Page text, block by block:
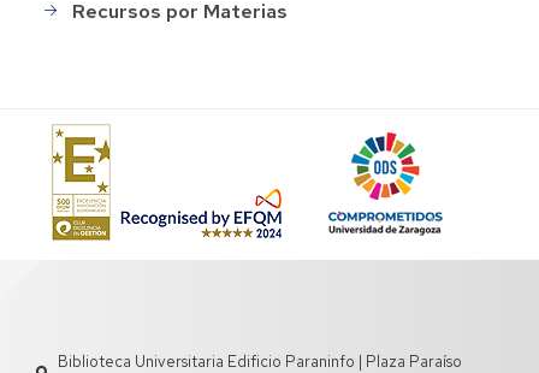
Recursos por Materias
Biblioteca Universitaria Edificio Paraninfo | Plaza Paraíso